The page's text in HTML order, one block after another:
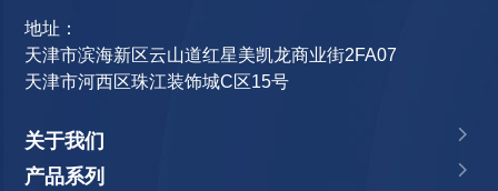
地址：
天津市滨海新区云山道红星美凯龙商业街2FA07
天津市河西区珠江装饰城C区15号
关于我们
产品系列